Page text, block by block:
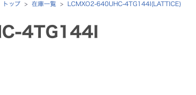
トップ > 在庫一覧 > LCMXO2-640UHC-4TG144I(LATTICE)
4TG144I